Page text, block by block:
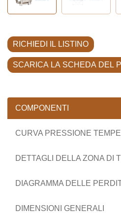
RICHIEDI IL LISTINO
SCARICA LA SCHEDA DEL
COMPONENTI
CURVA PRESSIONE
DETTAGLI DELLA ZONA DI
DIAGRAMMA DELLE
DIMENSIONI GENERALI